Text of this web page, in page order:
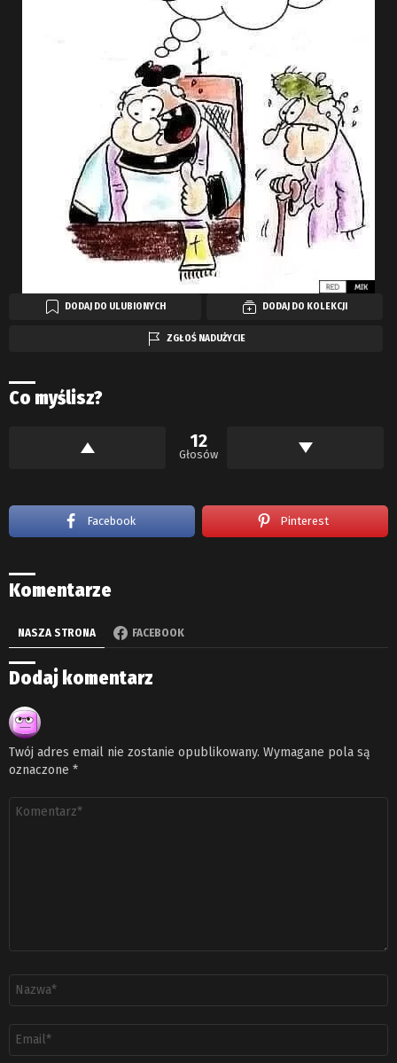
DODAJ DO ULUBIONYCH DODAJ DO KOLEKCJI
ZGŁOŚ NADUŻYCIE
Co myślisz?
12
Głosów
Facebook Pinterest
Komentarze
NASZA STRONA FACEBOOK
Dodaj komentarz
Twój adres email nie zostanie opublikowany. Wymagane pola są
oznaczone *
email
*